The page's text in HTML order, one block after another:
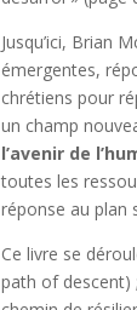
Jusqu’ici, Brian
émergentes,
chrétiens pour
un champ
l’avenir de
toutes les
réponse au plan
Ce livre se
path of descent) ;